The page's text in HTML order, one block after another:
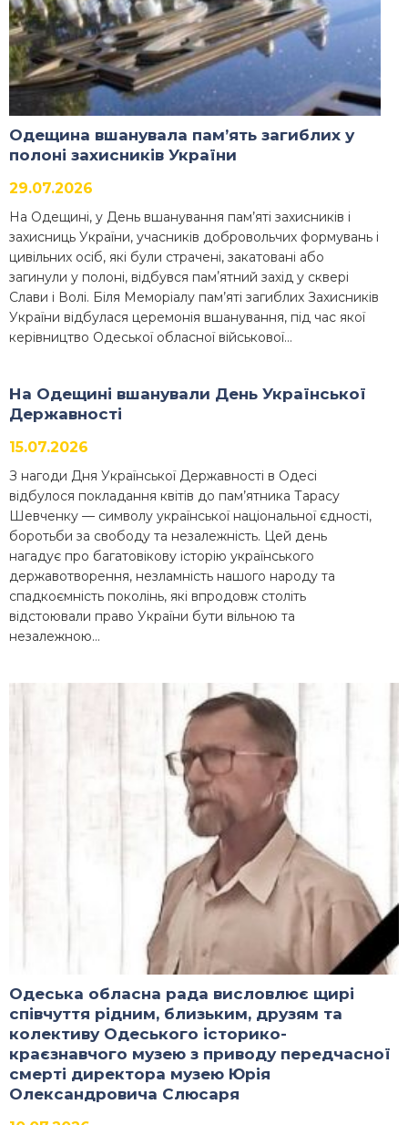
Одещина вшанувала пам’ять загиблих у
полоні захисників України
29.07.2026
На Одещині, у День вшанування пам’яті захисників і
захисниць України, учасників добровольчих формувань і
цивільних осіб, які були страчені, закатовані або
загинули у полоні, відбувся памʼятний захід у сквері
Слави і Волі. Біля Меморіалу пам’яті загиблих Захисників
України відбулася церемонія вшанування, під час якої
керівництво Одеської обласної військової…
На Одещині вшанували День Української
Державності
15.07.2026
З нагоди Дня Української Державності в Одесі
відбулося покладання квітів до пам’ятника Тарасу
Шевченку — символу української національної єдності,
боротьби за свободу та незалежність. Цей день
нагадує про багатовікову історію українського
державотворення, незламність нашого народу та
спадкоємність поколінь, які впродовж століть
відстоювали право України бути вільною та
незалежною…
Одеська обласна рада висловлює щирі
співчуття рідним, близьким, друзям та
колективу Одеського історико-
краєзнавчого музею з приводу передчасної
смерті директора музею Юрія
Олександровича Слюсаря